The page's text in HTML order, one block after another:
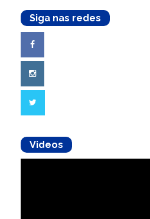
Siga nas redes
Videos